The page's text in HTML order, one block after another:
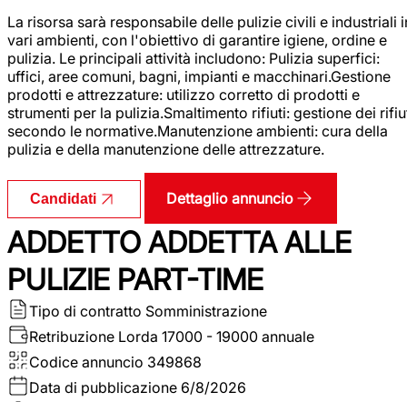
La risorsa sarà responsabile delle pulizie civili e industriali
vari ambienti, con l'obiettivo di garantire igiene, ordine e
pulizia. Le principali attività includono: Pulizia superfici:
uffici, aree comuni, bagni, impianti e macchinari.Gestione
prodotti e attrezzature: utilizzo corretto di prodotti e
strumenti per la pulizia.Smaltimento rifiuti: gestione dei
secondo le normative.Manutenzione ambienti: cura della
pulizia e della manutenzione delle attrezzature.
Candidati Dettaglio annuncio
ADDETTO ADDETTA ALLE
PULIZIE PART-TIME
Tipo di contratto Somministrazione
Retribuzione Lorda 17000 - 19000 annuale
Codice annuncio 349868
Data di pubblicazione 6/8/2026